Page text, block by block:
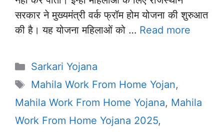
सरकार ने मुख्यमंत्री वर्क फ्रॉम होम योजना की शुरुआत
की है। यह योजना महिलाओं को … Read more
Categories
Sarkari Yojana
Tags
Mahila Work From Home Yojan,
Mahila Work From Home Yojana, Mahila
Work From Home Yojana 2025,